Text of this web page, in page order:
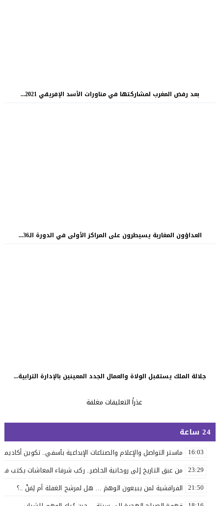
بعد رفض المغرب لمشاركتها في مناورات الأسد الإفريقي 2021...
العداؤون المغاربة يسيطرون على المراكز الأولى في الدورة الـ36...
جلالة الملك يستقبل الولاة والعمال الجدد المعينين بالإدارة الترابية...
عذراً التعليقات مغلقة
24 ساعة
16:03 ماستر التواصل والإعلام والصناعات الإبداعية بآسفي.. تكوين
23:29 من عبق التاريخ إلى روحانية الحاضر.. ركب شرفاء المعاشات يكتب
21:50 الفراقشية لمن يبيعون الوهمَ … هل لمرشح الغفلة أم لِمَنْ ..؟